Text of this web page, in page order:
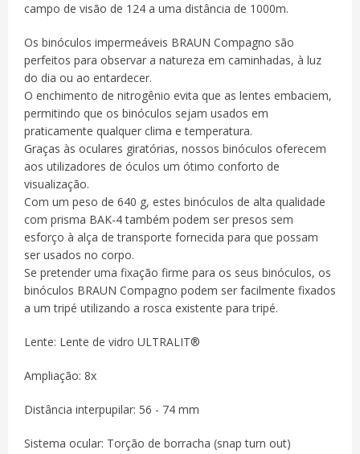
campo de visão de 124 a uma distância de 1000m.
Os binóculos impermeáveis BRAUN Compagno são
perfeitos para observar a natureza em caminhadas, à luz
do dia ou ao entardecer.
O enchimento de nitrogênio evita que as lentes embaciem,
permitindo que os binóculos sejam usados em
praticamente qualquer clima e temperatura.
Graças às oculares giratórias, nossos binóculos oferecem
aos utilizadores de óculos um ótimo conforto de
visualização.
Com um peso de 640 g, estes binóculos de alta qualidade
com prisma BAK-4 também podem ser presos sem
esforço à alça de transporte fornecida para que possam
ser usados no corpo.
Se pretender uma fixação firme para os seus binóculos, os
binóculos BRAUN Compagno podem ser facilmente fixados
a um tripé utilizando a rosca existente para tripé.
Lente: Lente de vidro ULTRALIT®
Ampliação: 8x
Distância interpupilar: 56 - 74 mm
Sistema ocular: Torção de borracha (snap turn out)